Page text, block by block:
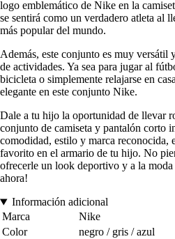
logo emblemático de Nike en la
se sentirá como un verdadero atleta al
más popular del mundo.
Además, este conjunto es muy versátil
de actividades. Ya sea para jugar al
bicicleta o simplemente relajarse en
elegante en este conjunto Nike.
Dale a tu hijo la oportunidad de llevar
conjunto de camiseta y pantalón corto
comodidad, estilo y marca reconocida,
favorito en el armario de tu hijo. No
ofrecerle un look deportivo y a la
ahora!
Información adicional
Marca
Nike
Color
negro / gris / azul